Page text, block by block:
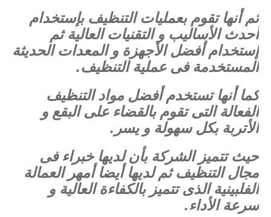
ثم أنها تقوم بعمليات التنظيف بإستخدام
أحدث الأساليب و التقنيات العالية ثم
إستخدام أفضل الأجهزة و المعدات الحديثة
المستخدمة فى عملية التنظيف.
كما أنها تستخدم أفضل مواد التنظيف
الفعالة التى تقوم بالقضاء على البقع و
الأتربة بكل سهولة و يسر.
حيث تتميز الشركة بأن لديها خبراء فى
مجال التنظيف ثم لديها أيضا أمهر العمالة
الفلبينية الذى تتميز بالكفاءة العالية و
سرعة الأداء.